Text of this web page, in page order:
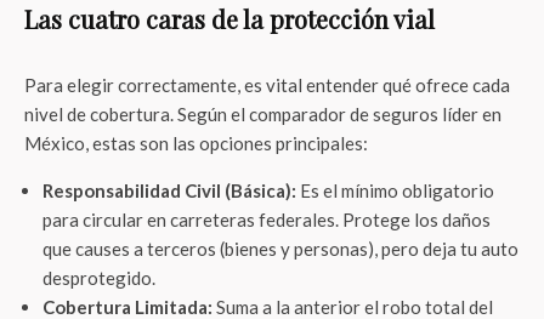
Las cuatro caras de la protección vial
Para elegir correctamente, es vital entender qué ofrece cada
nivel de cobertura. Según el comparador de seguros líder en
México, estas son las opciones principales:
Responsabilidad Civil (Básica): Es el mínimo obligatorio
para circular en carreteras federales. Protege los daños
que causes a terceros (bienes y personas), pero deja tu auto
desprotegido.
Cobertura Limitada: Suma a la anterior el robo total del